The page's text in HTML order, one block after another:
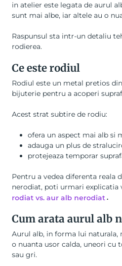
in atelier este legata de aurul
sunt mai albe, iar altele au o
Raspunsul sta intr-un detaliu
rodierea.
Ce este rodiul
Rodiul este un metal pretios
bijuterie pentru a acoperi
Acest strat subtire de rodiu:
ofera un aspect mai alb si
adauga un plus de
protejeaza temporar
Pentru a vedea diferenta reala
nerodiat, poti urmari explicatia
rodiat vs. aur alb nerodiat.
Cum arata aurul alb
Aurul alb, in forma lui naturala,
o nuanta usor calda, uneori cu
sau gri.